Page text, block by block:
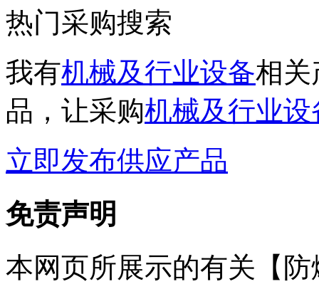
热门采购搜索
我有机械及行业设备相关
品，让采购机械及行业
立即发布供应产品
免责声明
本网页所展示的有关【